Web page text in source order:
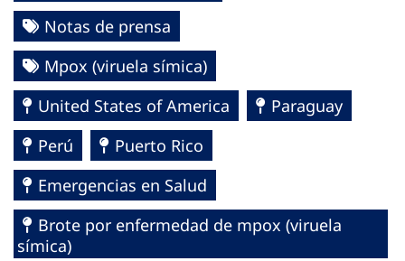
Notas de prensa
Mpox (viruela símica)
United States of America
Paraguay
Perú
Puerto Rico
Emergencias en Salud
Brote por enfermedad de mpox (viruela
símica)